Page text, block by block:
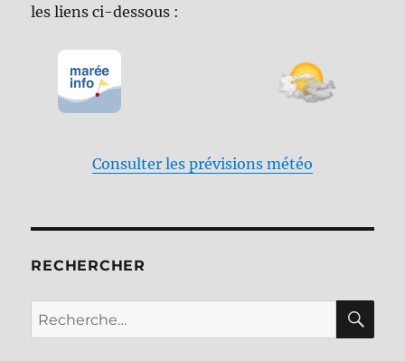
les liens ci-dessous :
Consulter les prévisions météo
RECHERCHER
Recherche
pour :